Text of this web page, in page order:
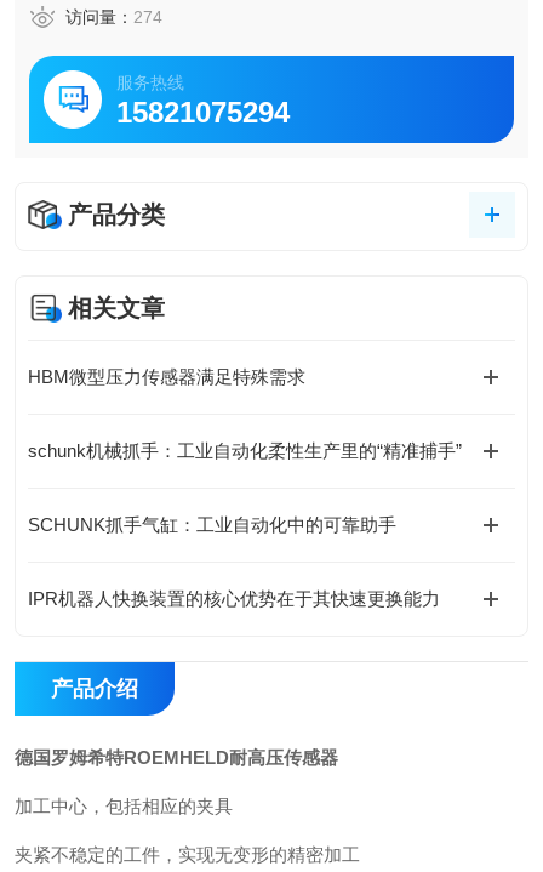
访问量： 274
服务热线
15821075294
产品分类
相关文章
HBM微型压力传感器满足特殊需求
schunk机械抓手：工业自动化柔性生产里的“精准捕手”
SCHUNK抓手气缸：工业自动化中的可靠助手
IPR机器人快换装置的核心优势在于其快速更换能力
产品介绍
德国罗姆希特ROEMHELD耐高压传感器
加工中心，包括相应的夹具
夹紧不稳定的工件，实现无变形的精密加工